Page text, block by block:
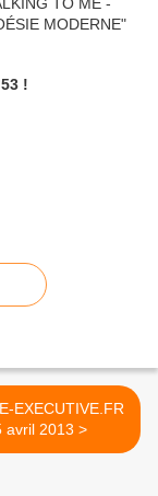
!
EXECUTIVE.FR
- 15 avril 2013 >